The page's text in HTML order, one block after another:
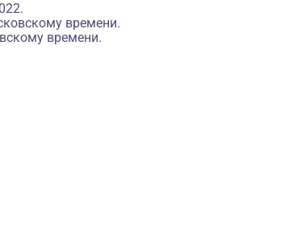
времени.
времени.